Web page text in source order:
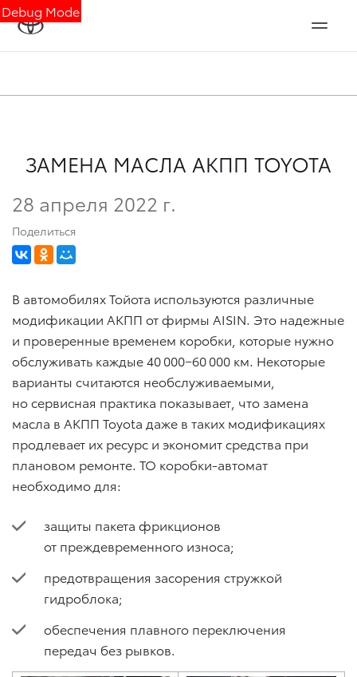
Debug Mode
ЗАМЕНА МАСЛА АКПП TOYOTA
28 апреля 2022 г.
Поделиться
В автомобилях Тойота используются различные
модификации АКПП от фирмы AISIN. Это надежные
и проверенные временем коробки, которые нужно
обслуживать каждые 40 000−60 000 км. Некоторые
варианты считаются необслуживаемыми,
но сервисная практика показывает, что замена
масла в АКПП Toyota даже в таких модификациях
продлевает их ресурс и экономит средства при
плановом ремонте. ТО коробки-автомат
необходимо для:
защиты пакета фрикционов
от преждевременного износа;
предотвращения засорения стружкой
гидроблока;
обеспечения плавного переключения
передач без рывков.